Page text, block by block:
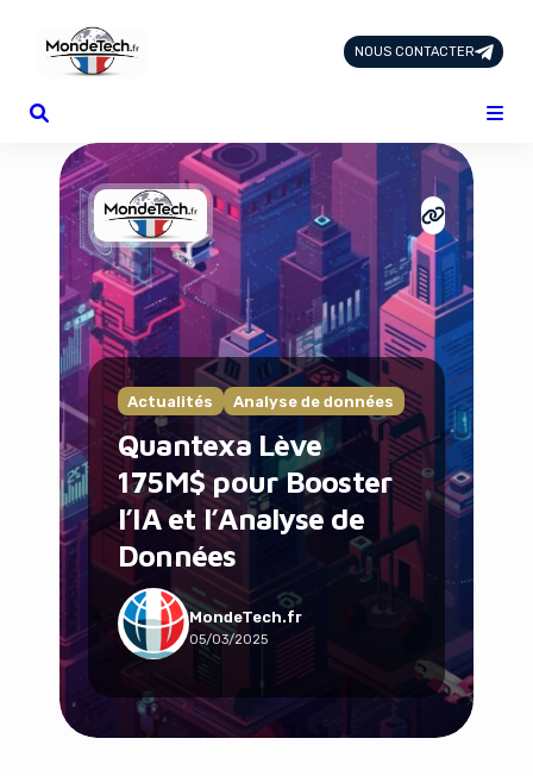
NOUS CONTACTER
Actualités Analyse de données
Quantexa Lève
175M$ pour Booster
l’IA et l’Analyse de
Données
MondeTech.fr
05/03/2025
Catégories
Add-ons
Design & Créativité
E-commerce
Famille
Finance
Intelligence Artificielle
Lifestyle
Marketing & Ventes
Plateformes
Produits physiques
Santé et Forme
Social & Communauté
Tech & Développement
Travail & Productivité
Voyage